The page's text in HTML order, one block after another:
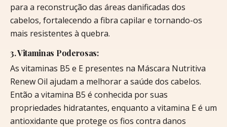
para a reconstrução das áreas danificadas dos
cabelos, fortalecendo a fibra capilar e tornando-os
mais resistentes à quebra.
3. Vitaminas Poderosas:
As vitaminas B5 e E presentes na Máscara Nutritiva
Renew Oil ajudam a melhorar a saúde dos cabelos.
Então a vitamina B5 é conhecida por suas
propriedades hidratantes, enquanto a vitamina E é um
antioxidante que protege os fios contra danos